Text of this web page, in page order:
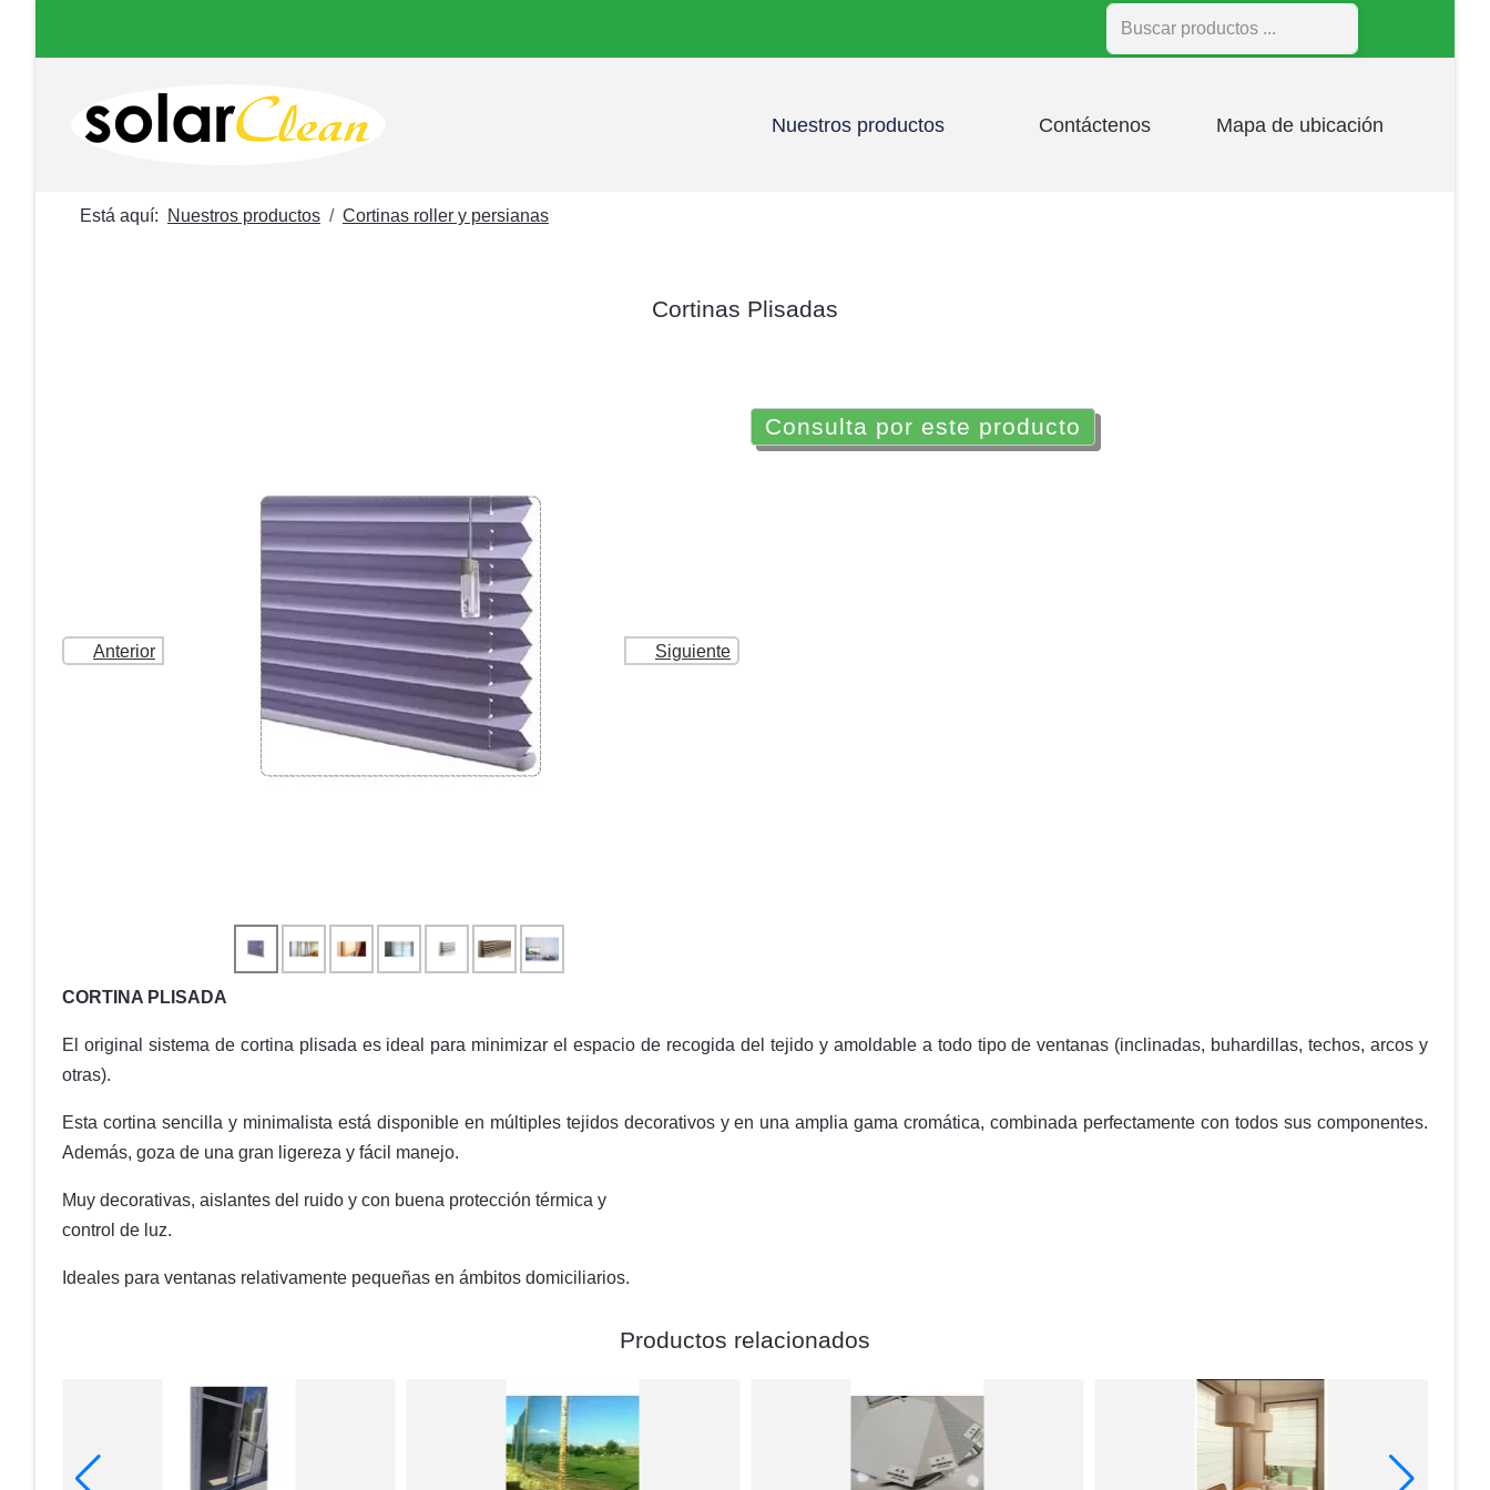
Buscar
Nuestros productos Contáctenos Mapa de ubicación
Está aquí: Nuestros productos Cortinas roller y persianas
Cortinas Plisadas
Anterior Siguiente
Consulta por este producto
CORTINA PLISADA
El original sistema de cortina plisada es ideal para minimizar el espacio de recogida del tejido y amoldable a todo tipo de ventanas (inclinadas, buhardillas, techos, arcos y
otras).
Esta cortina sencilla y minimalista está disponible en múltiples tejidos decorativos y en una amplia gama cromática, combinada perfectamente con todos sus componentes.
Además, goza de una gran ligereza y fácil manejo.
Muy decorativas, aislantes del ruido y con buena protección térmica y
control de luz.
Ideales para ventanas relativamente pequeñas en ámbitos domiciliarios.
Productos relacionados